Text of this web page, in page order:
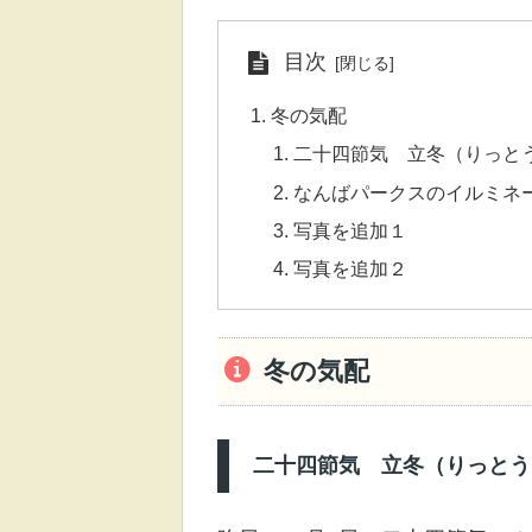
目次
冬の気配
二十四節気 立冬（りっと
なんばパークスのイルミネ
写真を追加１
写真を追加２
冬の気配
二十四節気 立冬（りっとう